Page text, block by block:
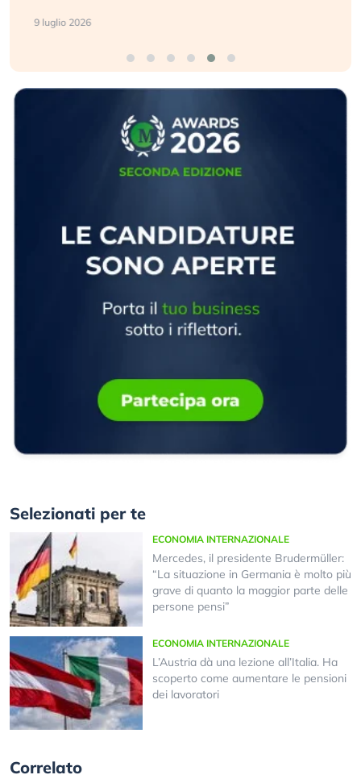
9 luglio 2026
Selezionati per te
ECONOMIA INTERNAZIONALE
Mercedes, il presidente Brudermüller:
“La situazione in Germania è molto più
grave di quanto la maggior parte delle
persone pensi”
ECONOMIA INTERNAZIONALE
L’Austria dà una lezione all’Italia. Ha
scoperto come aumentare le pensioni
dei lavoratori
Correlato